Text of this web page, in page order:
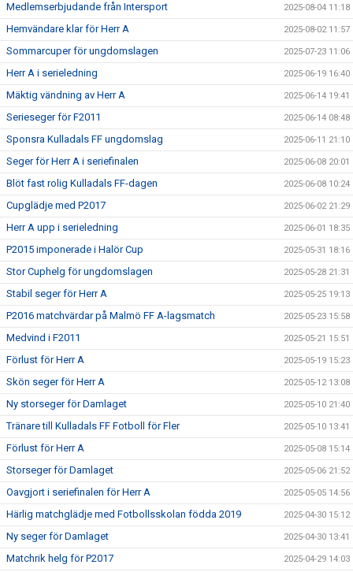
Medlemserbjudande från Intersport 2025-08-04 11:18
Hemvändare klar för Herr A 2025-08-02 11:57
Sommarcuper för ungdomslagen 2025-07-23 11:06
Herr A i serieledning 2025-06-19 16:40
Mäktig vändning av Herr A 2025-06-14 19:41
Serieseger för F2011 2025-06-14 08:48
Sponsra Kulladals FF ungdomslag 2025-06-11 21:10
Seger för Herr A i seriefinalen 2025-06-08 20:01
Blöt fast rolig Kulladals FF-dagen 2025-06-08 10:24
Cupglädje med P2017 2025-06-02 21:29
Herr A upp i serieledning 2025-06-01 18:35
P2015 imponerade i Halör Cup 2025-05-31 18:16
Stor Cuphelg för ungdomslagen 2025-05-28 21:31
Stabil seger för Herr A 2025-05-25 19:13
P2016 matchvärdar på Malmö FF A-lagsmatch 2025-05-23 15:58
Medvind i F2011 2025-05-21 15:51
Förlust för Herr A 2025-05-19 15:23
Skön seger för Herr A 2025-05-12 13:08
Ny storseger för Damlaget 2025-05-10 21:40
Tränare till Kulladals FF Fotboll för Fler 2025-05-10 13:41
Förlust för Herr A 2025-05-08 15:14
Storseger för Damlaget 2025-05-06 21:52
Oavgjort i seriefinalen för Herr A 2025-05-05 14:56
Härlig matchglädje med Fotbollsskolan födda 2019 2025-04-30 15:12
Ny seger för Damlaget 2025-04-30 13:41
Matchrik helg för P2017 2025-04-29 14:03